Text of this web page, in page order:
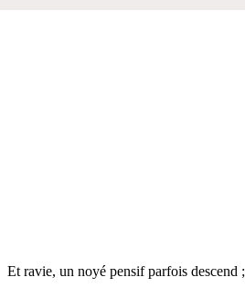
Et ravie, un noyé pensif parfois descend ;